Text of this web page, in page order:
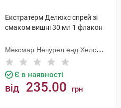
Екстратерм Делюкс спрей зі
смаком вишні 30 мл 1 флакон
Мексмар Нечурел енд Хелсі
Продактс
Є в наявності
від 235.00 грн